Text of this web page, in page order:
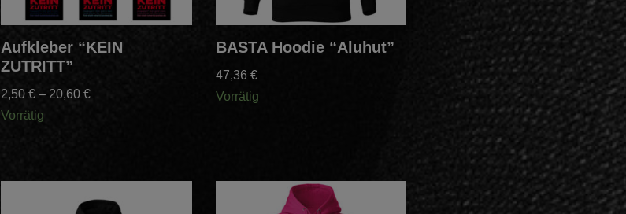
Aufkleber “KEIN
ZUTRITT”
2,50€ – 20,60€
Vorrätig
BASTA Hoodie “Aluhut”
47,36 €
Vorrätig